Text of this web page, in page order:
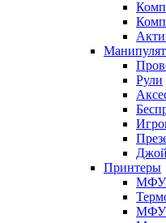
Рули
Принтеры
МФУ
МФУ